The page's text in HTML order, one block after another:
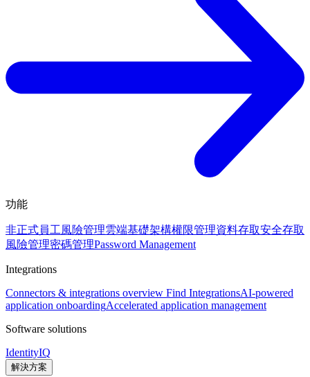
功能
非正式員工風險管理雲端基礎架構權限管理資料存取安全存取
風險管理密碼管理Password Management
Integrations
Connectors & integrations overview Find IntegrationsAI-powered
application onboardingAccelerated application management
Software solutions
IdentityIQ
解決方案